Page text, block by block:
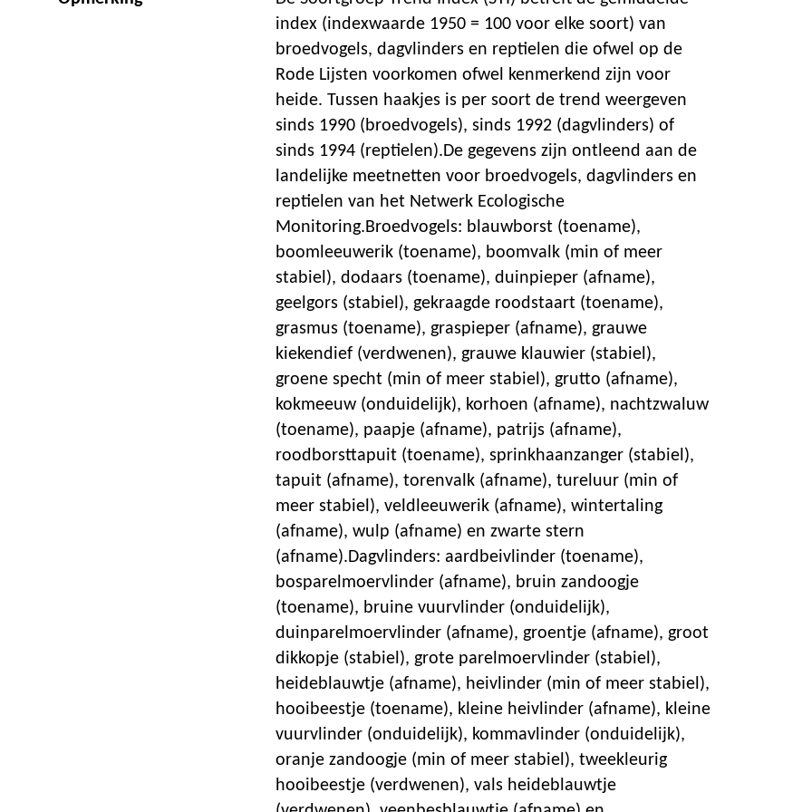
index (indexwaarde 1950 = 100 voor elke soort) van
broedvogels, dagvlinders en reptielen die ofwel op de
Rode Lijsten voorkomen ofwel kenmerkend zijn voor
heide. Tussen haakjes is per soort de trend weergeven
sinds 1990 (broedvogels), sinds 1992 (dagvlinders) of
sinds 1994 (reptielen).De gegevens zijn ontleend aan de
landelijke meetnetten voor broedvogels, dagvlinders en
reptielen van het Netwerk Ecologische
Monitoring.Broedvogels: blauwborst (toename),
boomleeuwerik (toename), boomvalk (min of meer
stabiel), dodaars (toename), duinpieper (afname),
geelgors (stabiel), gekraagde roodstaart (toename),
grasmus (toename), graspieper (afname), grauwe
kiekendief (verdwenen), grauwe klauwier (stabiel),
groene specht (min of meer stabiel), grutto (afname),
kokmeeuw (onduidelijk), korhoen (afname), nachtzwaluw
(toename), paapje (afname), patrijs (afname),
roodborsttapuit (toename), sprinkhaanzanger (stabiel),
tapuit (afname), torenvalk (afname), tureluur (min of
meer stabiel), veldleeuwerik (afname), wintertaling
(afname), wulp (afname) en zwarte stern
(afname).Dagvlinders: aardbeivlinder (toename),
bosparelmoervlinder (afname), bruin zandoogje
(toename), bruine vuurvlinder (onduidelijk),
duinparelmoervlinder (afname), groentje (afname), groot
dikkopje (stabiel), grote parelmoervlinder (stabiel),
heideblauwtje (afname), heivlinder (min of meer stabiel),
hooibeestje (toename), kleine heivlinder (afname), kleine
vuurvlinder (onduidelijk), kommavlinder (onduidelijk),
oranje zandoogje (min of meer stabiel), tweekleurig
hooibeestje (verdwenen), vals heideblauwtje